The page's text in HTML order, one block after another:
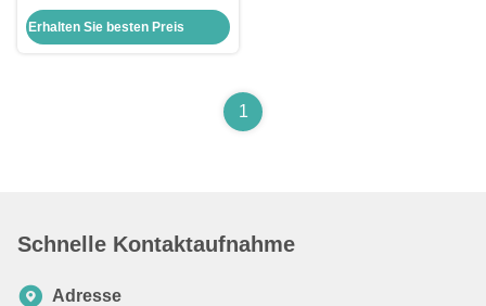
Schlosserwerkzeug Elektro-
Schlosspiker-Bump-Guns-
Schlosspickwerkzeuge
Erhalten Sie besten Preis
1
Schnelle Kontaktaufnahme
Adresse